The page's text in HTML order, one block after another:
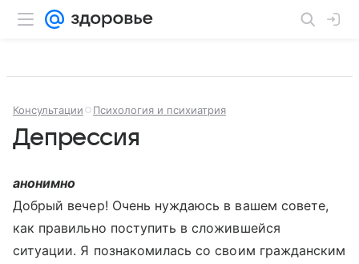
Консультации Психология и психиатрия
Депрессия
анонимно
Добрый вечер! Очень нуждаюсь в вашем совете,
как правильно поступить в сложившейся
ситуации. Я познакомилась со своим гражданским